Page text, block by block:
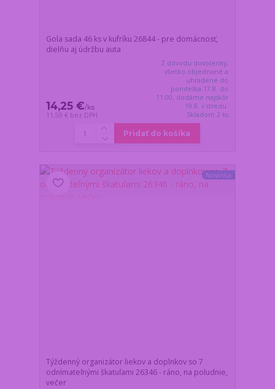
Gola sada 46 ks v kufríku 26844 - pre domácnosť,
dielňu aj údržbu auta
14,25 €/ks
11,59 € bez DPH
Z dôvodu dovolenky,
všetko objednané a
uhradené do
pondelka 17.8. do
11:00, dodáme najskôr
19.8. v stredu.
Skladom 2 ks
Pridať do košíka
Novinka
Týždenný organizátor liekov a doplnkov so 7
odnímateľnými škatuľami 26346 - ráno, na poludnie,
večer